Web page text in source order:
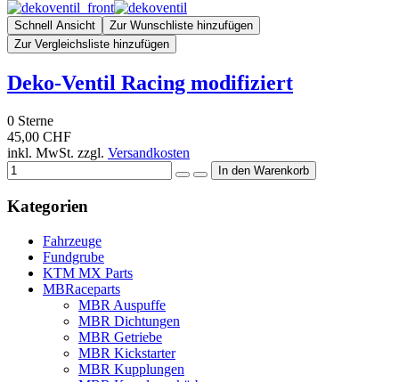
Schnell Ansicht
Zur Wunschliste hinzufügen
Zur Vergleichsliste hinzufügen
Deko-Ventil Racing modifiziert
0 Sterne
45,00 CHF
inkl. MwSt. zzgl. Versandkosten
Kategorien
Fahrzeuge
Fundgrube
KTM MX Parts
MBRaceparts
MBR Auspuffe
MBR Dichtungen
MBR Getriebe
MBR Kickstarter
MBR Kupplungen